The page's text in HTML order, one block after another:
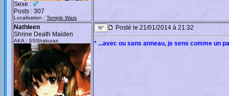
Sexe :
Posts : 307
Localisation : Temple Wars
Nathleen
Shrine Death Maiden
AKA : SSShakuras
Posté le 21/01/2014 à 21:32
* ...avec ou sans anneau, je sens comme un